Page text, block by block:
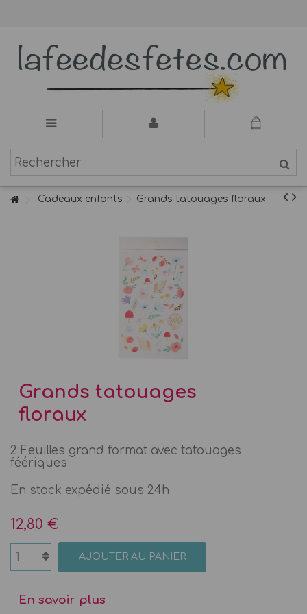
Cadeaux enfants Grands tatouages floraux
Grands tatouages
floraux
2 Feuilles grand format avec tatouages
féériques
En stock expédié sous 24h
12,80 €
AJOUTER AU PANIER
En savoir plus